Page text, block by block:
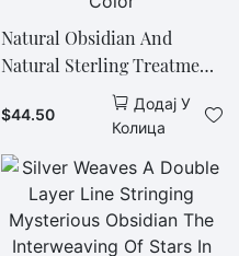
Natural Obsidian And
Natural Sterling Treatment
Turquoise Form Gemstone
Earrings Small Delicate
Color
$44.50
Додај У
Колица